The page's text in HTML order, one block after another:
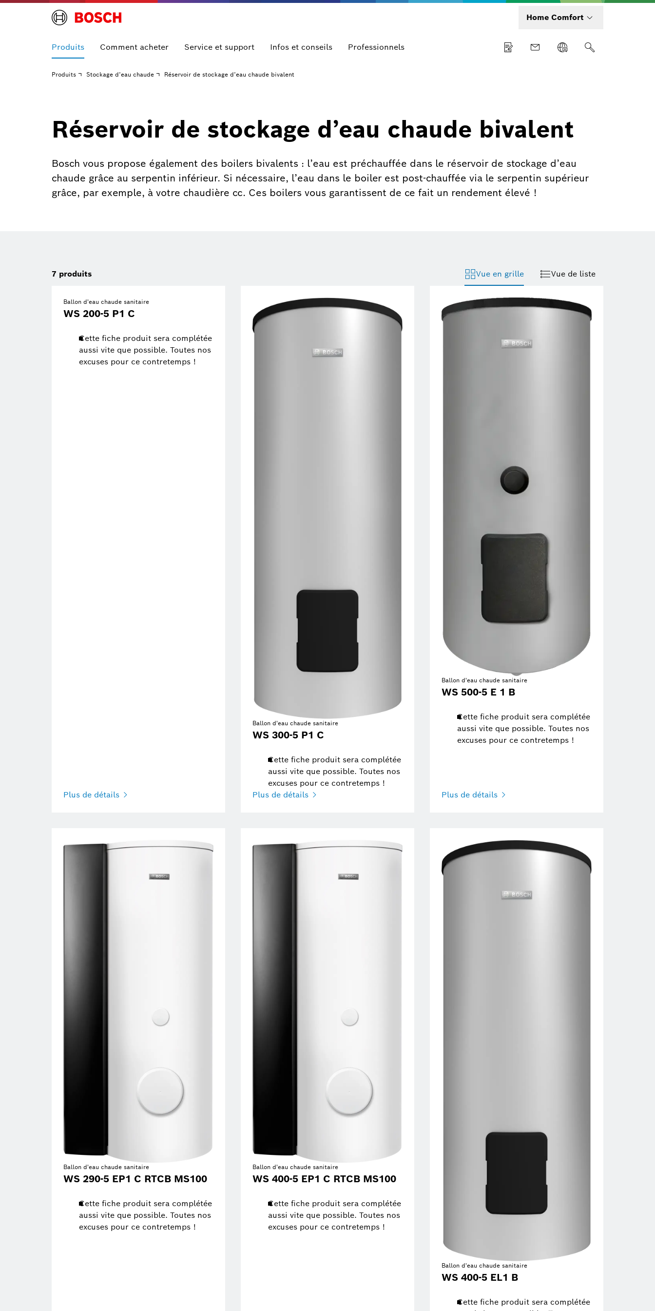
Home Comfort
Produits Comment acheter Service et support Infos et conseils Professionnels
Produits Stockage d’eau chaude Réservoir de stockage d’eau chaude bivalent
Réservoir de stockage d’eau chaude bivalent
Bosch vous propose également des boilers bivalents : l’eau est préchauffée dans le réservoir de stockage d’eau
chaude grâce au serpentin inférieur. Si nécessaire, l’eau dans le boiler est post-chauffée via le serpentin supérieur
grâce, par exemple, à votre chaudière cc. Ces boilers vous garantissent de ce fait un rendement élevé !
7 produits Vue en grille Vue de liste
Ballon d'eau chaude sanitaire
WS 200-5 P1 C
Cette fiche produit sera complétée
aussi vite que possible. Toutes nos
excuses pour ce contretemps !
Plus de détails
Ballon d'eau chaude sanitaire
WS 300-5 P1 C
Cette fiche produit sera complétée
aussi vite que possible. Toutes nos
excuses pour ce contretemps !
Plus de détails
Ballon d'eau chaude sanitaire
WS 500-5 E 1 B
Cette fiche produit sera complétée
aussi vite que possible. Toutes nos
excuses pour ce contretemps !
Plus de détails
Ballon d'eau chaude sanitaire
WS 290-5 EP1 C RTCB MS100
Cette fiche produit sera complétée
aussi vite que possible. Toutes nos
excuses pour ce contretemps !
Ballon d'eau chaude sanitaire
WS 400-5 EP1 C RTCB MS100
Cette fiche produit sera complétée
aussi vite que possible. Toutes nos
excuses pour ce contretemps !
Ballon d'eau chaude sanitaire
WS 400-5 EL1 B
Cette fiche produit sera complétée